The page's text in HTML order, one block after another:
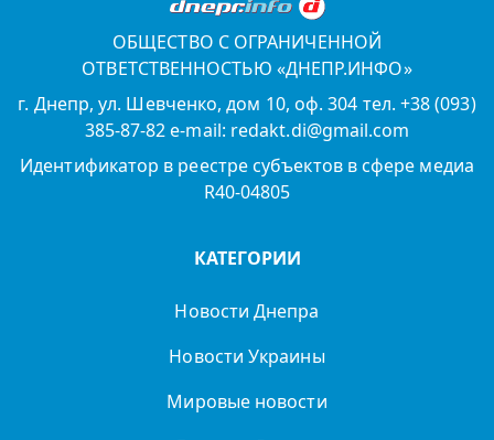
ОБЩЕСТВО С ОГРАНИЧЕННОЙ
ОТВЕТСТВЕННОСТЬЮ «ДНЕПР.ИНФО»
г. Днепр, ул. Шевченко, дом 10, оф. 304 тел. +38 (093)
385-87-82 e-mail: redakt.di@gmail.com
Идентификатор в реестре субъектов в сфере медиа
R40-04805
КАТЕГОРИИ
Новости Днепра
Новости Украины
Мировые новости